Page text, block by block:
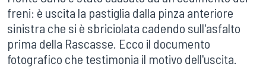
freni: è uscita la pastiglia dalla pinza anteriore
sinistra che si è sbriciolata cadendo sull'asfalto
prima della Rascasse. Ecco il documento
fotografico che testimonia il motivo dell'uscita.